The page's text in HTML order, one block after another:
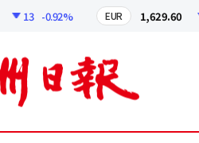
13 -0.92% EUR 1,629.60